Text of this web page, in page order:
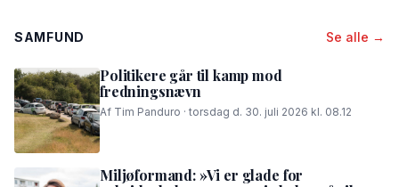
SAMFUND Se alle →
Politikere går til kamp mod
fredningsnævn
Af Tim Panduro · torsdag d. 30. juli 2026 kl. 08.12
Miljøformand: »Vi er glade for